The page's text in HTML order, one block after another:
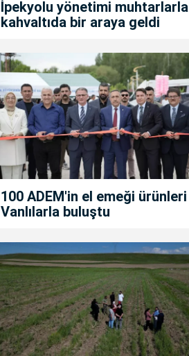
İpekyolu yönetimi muhtarlarla
kahvaltıda bir araya geldi
100 ADEM'in el emeği ürünleri
Vanlılarla buluştu